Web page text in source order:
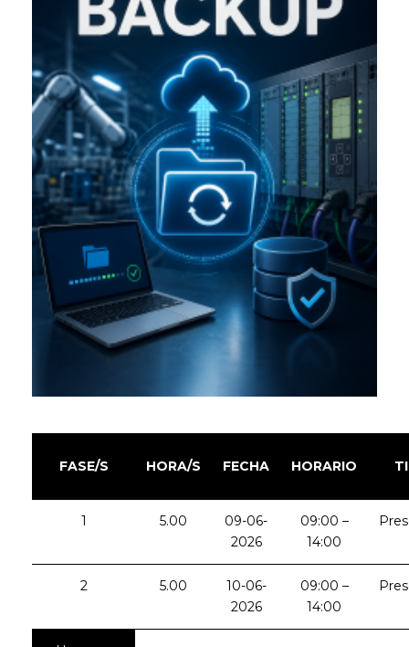
FASE/S HORA/S FECHA HORARIO
1 5.00
09-06-
2026
09:00 –
14:00
2 5.00
10-06-
2026
09:00 –
14:00